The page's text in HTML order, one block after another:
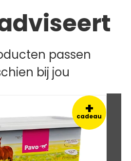
passen
bij jou
+
cadeau